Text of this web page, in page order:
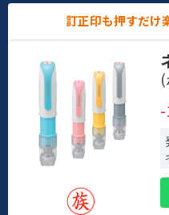
訂正印も押すだけ
(